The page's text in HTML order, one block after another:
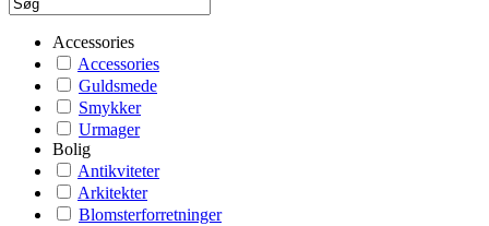
Accessories
Accessories
Guldsmede
Smykker
Urmager
Bolig
Antikviteter
Arkitekter
Blomsterforretninger